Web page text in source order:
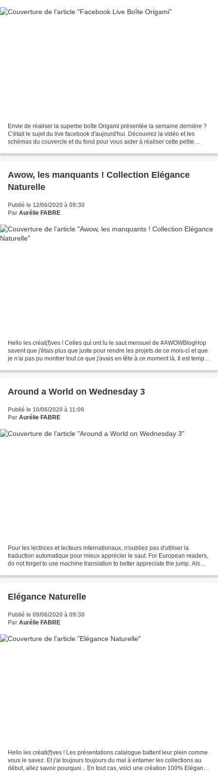
Envie de réaliser la superbe boîte Origami présentée la semaine dernière ?
C'était le sujet du live facebook d'aujourd'hui. Découvrez la vidéo et les
schémas du couvercle et du fond pour vous aider à réaliser cette petite
Awow, les manquants ! Collection Elégance
Naturelle
Publié le 12/06/2020 à 09:30
Par Aurélie FABRE
Hello les créat(f)ves ! Celles qui ont lu le saut mensuel de #AWOWBlogHop
savent que j'étais plus que juste pour rendre les projets de ce mois-ci et que
je n'ai pas pu montrer tout ce que j'avais en tête à ce moment là. Il est temps
Around a World on Wednesday 3
Publié le 10/06/2020 à 11:00
Par Aurélie FABRE
Pour les lectrices et lecteurs internationaux, n'oubliez pas d'utiliser la
traduction automatique pour mieux apprécier le saut. For European readers,
do not forget to use machine translation to better appreciate the jump. Als
Elégance Naturelle
Publié le 09/06/2020 à 09:30
Par Aurélie FABRE
Hello les créati(f)ves ! Les présentations catalogue battent leur plein comme
vous le savez. Et j'ai toujours toujours du mal à entamer les collections au
début, allez savoir pourquoi... En tout cas, voici une création 100% Elégance